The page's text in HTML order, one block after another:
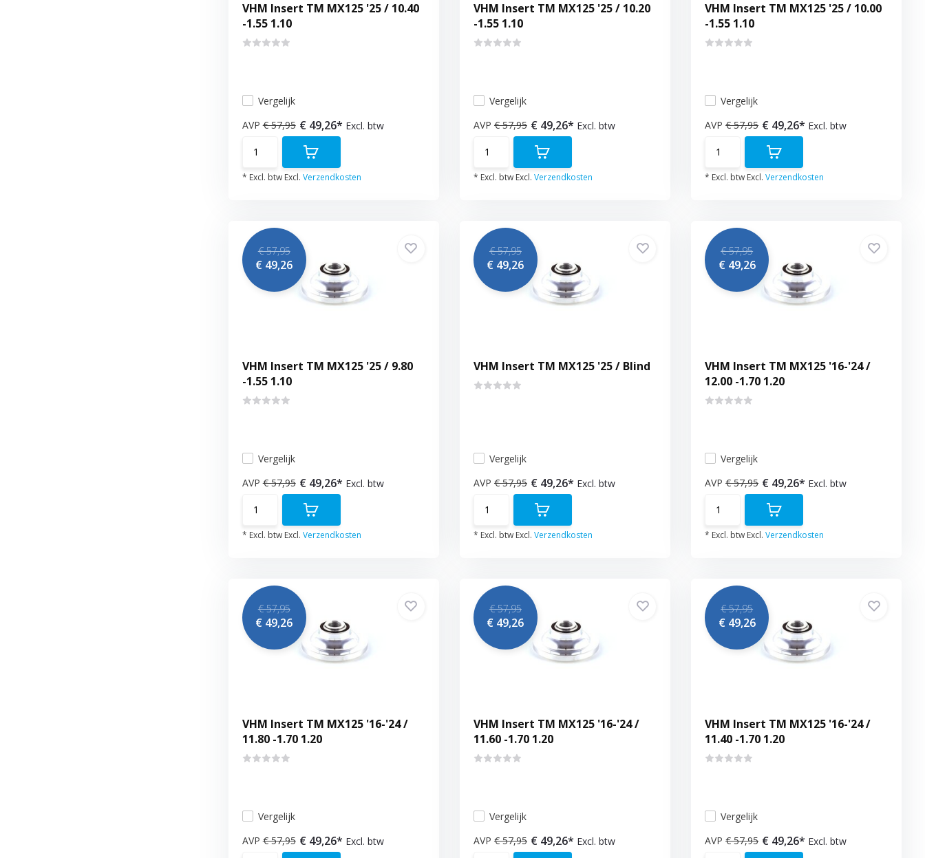
VHM Insert TM MX125 '25 / 10.40
-1.55 1.10
Vergelijk
AVP€ 57,95 € 49,26* Excl. btw
* Excl. btw Excl. Verzendkosten
VHM Insert TM MX125 '25 / 10.20
-1.55 1.10
Vergelijk
AVP € 57,95 € 49,26* Excl. btw
* Excl. btw Excl. Verzendkosten
VHM Insert TM MX125 '25 / 10.00
-1.55 1.10
Vergelijk
AVP€ 57,95 € 49,26* Excl. btw
* Excl. btw Excl.Verzendkosten
€ 57,95
€ 49,26
VHM Insert TM MX125 '25 / 9.80
-1.55 1.10
Vergelijk
AVP€ 57,95 € 49,26* Excl. btw
* Excl. btw Excl. Verzendkosten
€ 57,95
€ 49,26
VHM Insert TM MX125 '25 / Blind
Vergelijk
AVP € 57,95 € 49,26* Excl. btw
* Excl. btw Excl. Verzendkosten
€ 57,95
€ 49,26
VHM Insert TM MX125 '16-'24 /
12.00 -1.70 1.20
Vergelijk
AVP€ 57,95 € 49,26* Excl. btw
* Excl. btw Excl.Verzendkosten
€ 57,95
€ 49,26
VHM Insert TM MX125 '16-'24 /
11.80 -1.70 1.20
Vergelijk
AVP€ 57,95 € 49,26* Excl. btw
€ 57,95
€ 49,26
VHM Insert TM MX125 '16-'24 /
11.60 -1.70 1.20
Vergelijk
AVP € 57,95 € 49,26* Excl. btw
€ 57,95
€ 49,26
VHM Insert TM MX125 '16-'24 /
11.40 -1.70 1.20
Vergelijk
AVP€ 57,95 € 49,26* Excl. btw